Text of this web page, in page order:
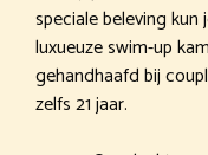
speciale beleving
luxueuze swim-up
gehandhaafd bij
zelfs 21 jaar.